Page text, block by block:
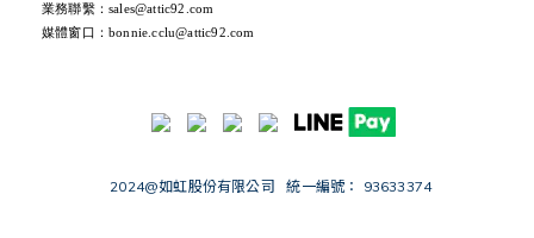
業務聯繫：sales@attic92.com
媒體窗口：bonnie.cclu@attic92.com
2024@如虹股份有限公司 統一編號： 93633374